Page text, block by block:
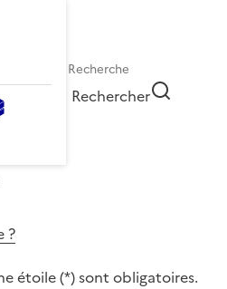
Rechercher
?
étoile (*) sont obligatoires.